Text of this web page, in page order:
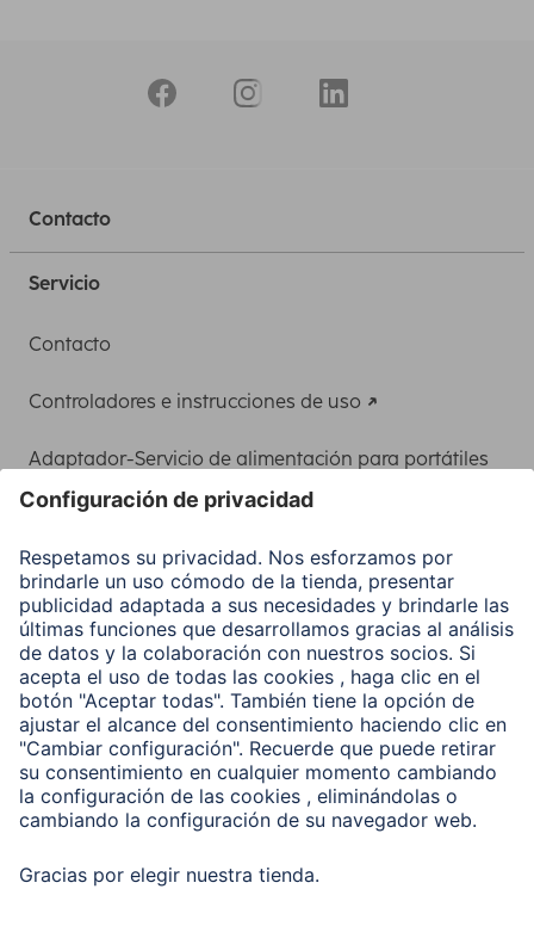
Contacto
Servicio
Contacto
Controladores e instrucciones de uso
Adaptador-Servicio de alimentación para portátiles
Clientes online
Conviértete en distribuidor
Compañía
Historia de la empresa
Hama en todo el Mundo
Sostenibilidad